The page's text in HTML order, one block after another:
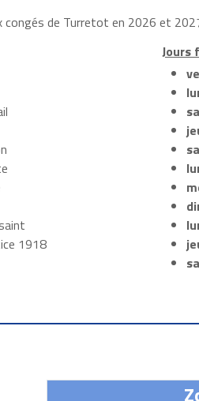
congés de Turretot en 2026 et
1918
Jours